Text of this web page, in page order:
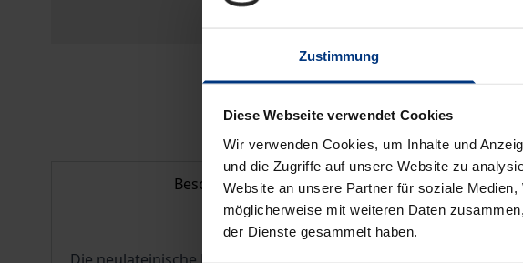
Zustimmung
Diese Webseite verwendet Cookies
Wir verwenden Cookies, um Inhalte und
und die Zugriffe auf unsere Website zu
Website an unsere Partner für soziale
möglicherweise mit weiteren Daten
der Dienste gesammelt haben.
In
Beschreibung